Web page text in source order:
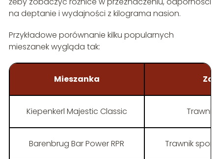
na deptanie i wydajności z kilograma nasion.
Przykładowe porównanie kilku popularnych
mieszanek wygląda tak:
Mieszanka
Kiepenkerl Majestic Classic Trawnik
Barenbrug Bar Power RPR Trawnik